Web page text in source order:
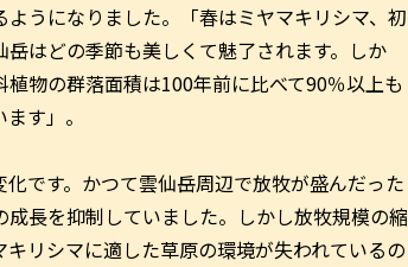
うになりました。「春はミヤマキリシマ、初
はどの季節も美しくて魅了されます。しか
物の群落面積は100年前に比べて90％以上も
す」。
です。かつて雲仙岳周辺で放牧が盛んだった
長を抑制していました。しかし放牧規模の縮
リシマに適した草原の環境が失われているの